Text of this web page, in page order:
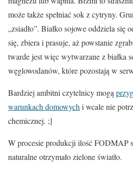
może także spełniać sok z cytryny.
„zsiadło”. Białko sojowe oddziela się
się, zbiera i prasuje, aż powstanie
twarde jest więc wytwarzane z białka
węglowodanów, które pozostają w
Bardziej ambitni czytelnicy mogą
warunkach domowych i wcale nie
chemicznej. ;]
W procesie produkcji ilość FODMAP
naturalneotrzymało zielone światło.